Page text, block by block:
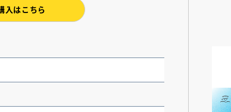
入はこちら